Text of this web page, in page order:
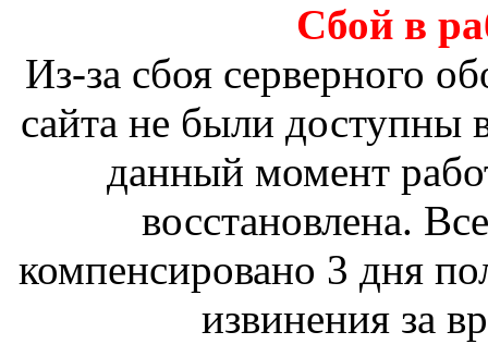
Сбой в
Из-за сбоя серверного
сайта не были доступны
данный момент
восстановлена.
компенсировано 3 дня
извинения за